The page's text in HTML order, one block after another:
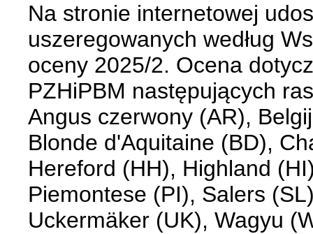
Na stronie internetowej
uszeregowanych według
oceny 2025/2. Ocena
PZHiPBM następujących
Angus czerwony (AR),
Blonde d'Aquitaine (BD),
Hereford (HH), Highland
Piemontese (PI), Salers
Uckermäker (UK), Wagyu